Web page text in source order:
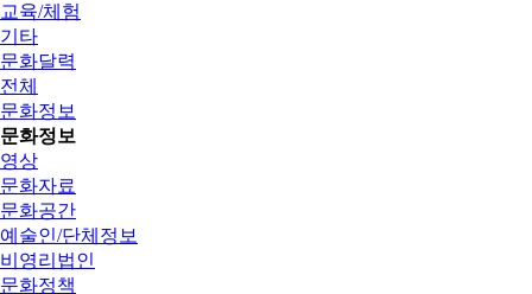
교육/체험
기타
문화달력
전체
문화정보
문화정보
영상
문화자료
문화공간
예술인/단체정보
비영리법인
문화정책